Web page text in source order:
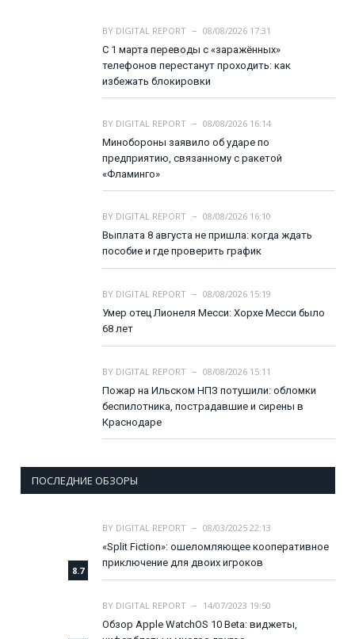
BY DIGITAL REPORT
08/08/2026 17:31
С 1 марта переводы с «заражённых»
телефонов перестанут проходить: как
избежать блокировки
BY DIGITAL REPORT
08/08/2026 16:14
Минобороны заявило об ударе по
предприятию, связанному с ракетой
«Фламинго»
BY DIGITAL REPORT
08/08/2026 16:10
Выплата 8 августа не пришла: когда ждать
пособие и где проверить график
BY DIGITAL REPORT
08/08/2026 15:19
Умер отец Лионеля Месси: Хорхе Месси было
68 лет
BY DIGITAL REPORT
08/08/2026 15:11
Пожар на Ильском НПЗ потушили: обломки
беспилотника, пострадавшие и сирены в
Краснодаре
ПОСЛЕДНИЕ ОБЗОРЫ
8.7
BY DIGITAL REPORT
08/03/2025 22:13
«Split Fiction»: ошеломляющее кооперативное
приключение для двоих игроков
BY DIGITAL REPORT
14/07/2023 19:50
Обзор Apple WatchOS 10 Beta: виджеты,